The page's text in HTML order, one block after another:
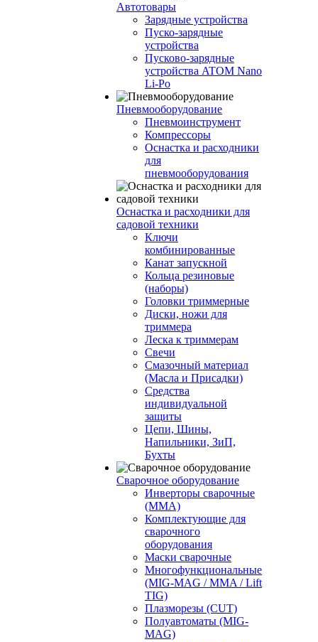
Автотовары
Зарядные устройства
Пуско-зарядные
устройства
Пусково-зарядные
устройства ATOM Nano
Li-Po
Пневмооборудование
Пневмоинструмент
Компрессоры
Оснастка и расходники
для
пневмооборудования
Оснастка и расходники для
садовой техники
Ключи
комбинированные
Канат запускной
Кольца резиновые
(наборы)
Головки триммерные
Диски, ножи для
триммера
Леска к триммерам
Свечи
Смазочный материал
(Масла и Присадки)
Средства
индивидуальной
защиты
Цепи, Шины,
Напильники, ЗиП,
Бухты
Сварочное оборудование
Инверторы сварочные
(ММА)
Комплектующие для
сварочного
оборудования
Маски сварочные
Многофункциональные
(MIG-MAG / MMA / Lift
TIG)
Плазморезы (CUT)
Полуавтоматы (МIG-
MAG)